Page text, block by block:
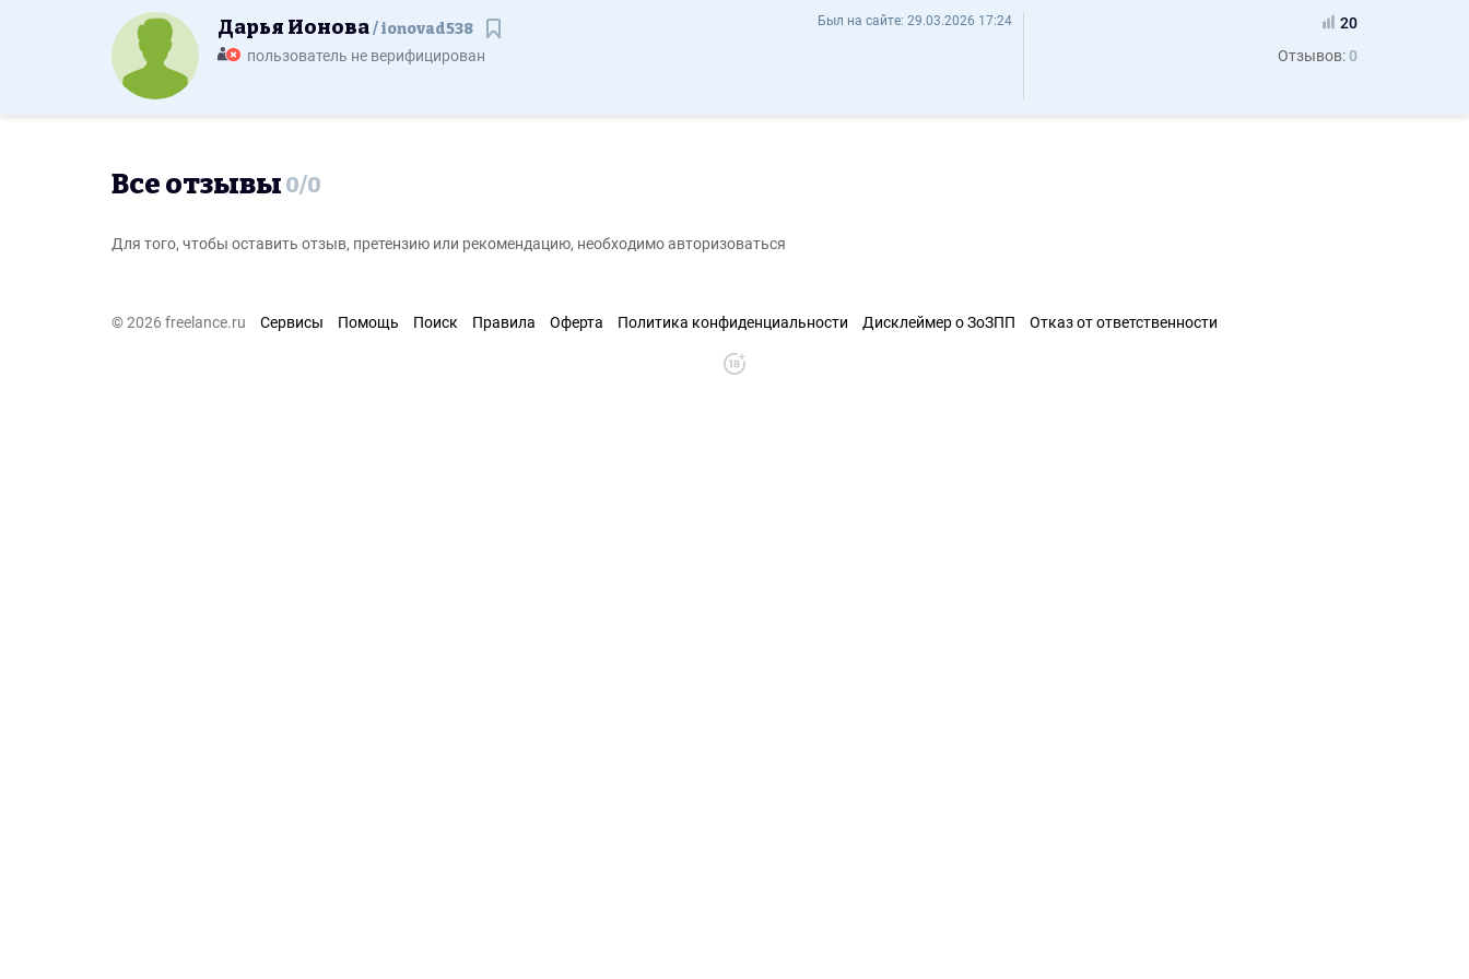
Дарья Ионова ionovad538 - ОтзывыБыл на сайте: 29.03.2026 17:24
Дарья Ионова ionovad538
пользователь не верифицирован
20
Отзывов: 0
Все отзывы 0/0
Для того, чтобы оставить отзыв, претензию или рекомендацию, необходимо авторизоваться
© 2026 freelance.ru Сервисы Помощь Поиск Правила Оферта Политика конфиденциальности Дисклеймер о ЗоЗПП Отказ от ответственности